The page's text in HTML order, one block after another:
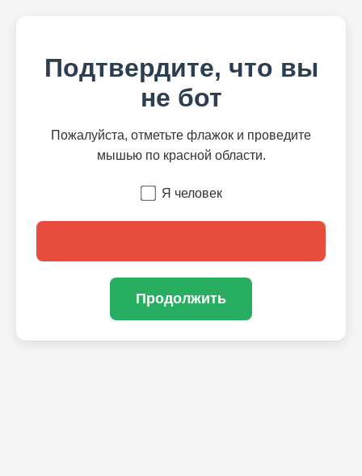
Подтвердите, что вы
не бот
Пожалуйста, отметьте флажок и проведите
мышью по красной области.
Я человек
Продолжить